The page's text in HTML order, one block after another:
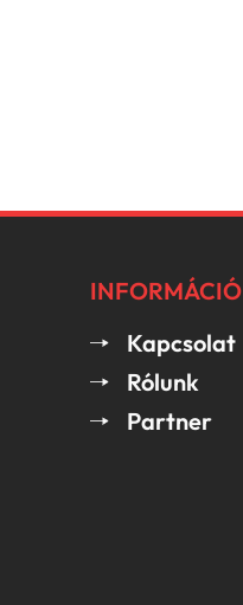
INFORMÁCIÓ
Kapcsolat
Rólunk
Partner